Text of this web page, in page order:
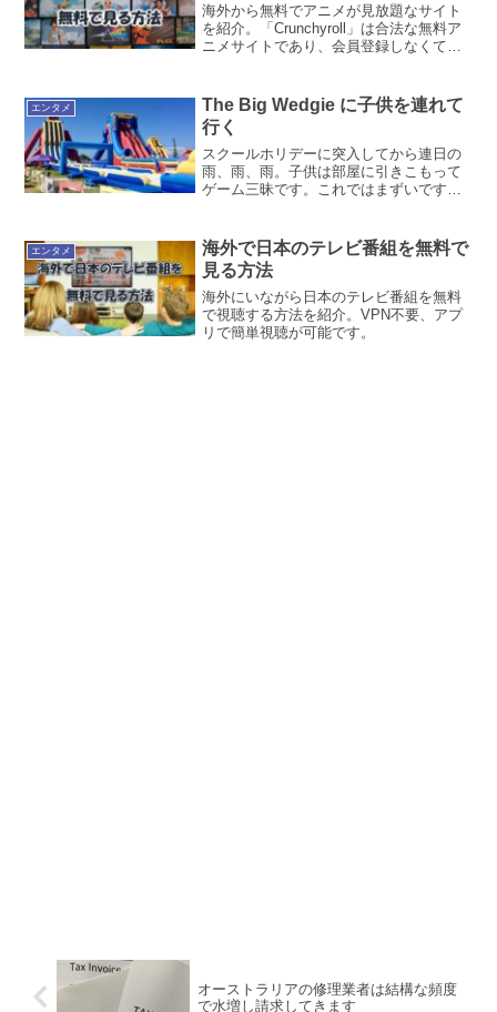
海外から無料でアニメが見放題なサイト
を紹介。「Crunchyroll」は合法な無料ア
ニメサイトであり、会員登録しなくても
エンタメ
The Big Wedgie に子供を連れて
行く
スクールホリデーに突入してから連日の
雨、雨、雨。子供は部屋に引きこもって
ゲーム三昧です。これではまずいです。
すでにちょっと太ってきて…
(adsbygoogle = w...
エンタメ
海外で日本のテレビ番組を無料で
見る方法
海外にいながら日本のテレビ番組を無料
で視聴する方法を紹介。VPN不要、アプ
リで簡単視聴が可能です。
オーストラリアの修理業者は結構な頻度
で水増し請求してきます